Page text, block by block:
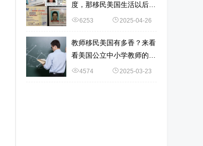
度，那移民美国生活以后，
要如何证明自己的身份？
6253 2025-04-26
教师移民美国有多香？来看
看美国公立中小学教师的薪
酬！4574 2025-03-23